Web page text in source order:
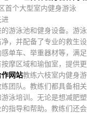
首个大型室内健身游泳
进
游泳池和健身设备。游泳
，并配备了专业的救生设
单车、举重器材等，满足
摩区域和瑜伽室，提供更
作网站教练六枝室内健身游
团队。教练们都具备相关
泳培训。无论是想减肥塑
指导和帮助。教练们还会